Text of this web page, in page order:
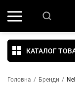
КАТАЛОГ
Головна / Бренди /